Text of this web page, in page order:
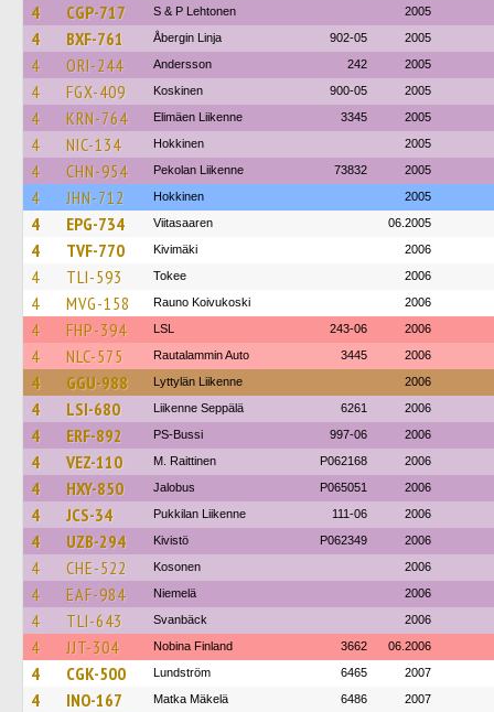
4 CGP-717 S & P Lehtonen 2005
4 BXF-761 Åbergin Linja 902-05 2005
4 ORI-244 Andersson 242 2005
4 FGX-409 Koskinen 900-05 2005
4 KRN-764 Elimäen Liikenne 3345 2005
4 NIC-134 Hokkinen 2005
4 CHN-954 Pekolan Liikenne 73832 2005
4 JHN-712 Hokkinen 2005
4 EPG-734 Viitasaaren 06.2005
4 TVF-770 Kivimäki 2006
4 TLI-593 Tokee 2006
4 MVG-158 Rauno Koivukoski 2006
4 FHP-394 LSL 243-06 2006
4 NLC-575 Rautalammin Auto 3445 2006
4 GGU-988 Lyttylän Liikenne 2006
4 LSI-680 Liikenne Seppälä 6261 2006
4 ERF-892 PS-Bussi 997-06 2006
4 VEZ-110 M. Raittinen P062168 2006
4 HXY-850 Jalobus P065051 2006
4 JCS-34 Pukkilan Liikenne 111-06 2006
4 UZB-294 Kivistö P062349 2006
4 CHE-522 Kosonen 2006
4 EAF-984 Niemelä 2006
4 TLI-643 Svanbäck 2006
4 JJT-304 Nobina Finland 3662 06.2006
4 CGK-500 Lundström 6465 2007
4 INO-167 Matka Mäkelä 6486 2007